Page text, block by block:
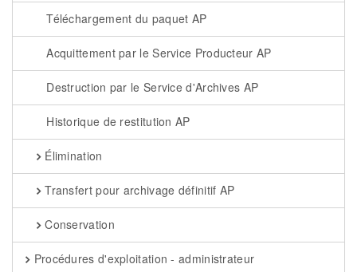
Téléchargement du paquet AP
Acquittement par le Service Producteur AP
Destruction par le Service d'Archives AP
Historique de restitution AP
Élimination
Transfert pour archivage définitif AP
Conservation
Procédures d'exploitation - administrateur